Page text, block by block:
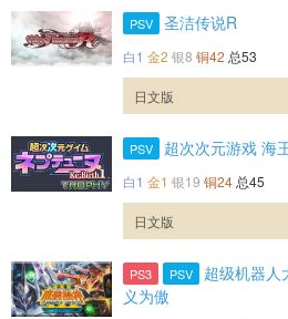
PSV 圣洁传说R
白1 金2 银8 铜42 总53
日文版
PSV 超次次元游戏 海
白1 金1 银19 铜24 总45
日文版
PS3 PSV
超级机器人
义为傲